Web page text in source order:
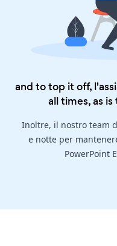
and to top it off,
all times, as is
Inoltre, il nostro team
e notte per
PowerPoint